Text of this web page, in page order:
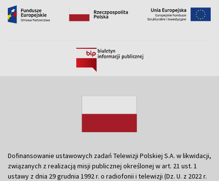
Dofinansowanie ustawowych zadań Telewizji Polskiej S.A. w likwidacji,
związanych z realizacją misji publicznej określonej w art. 21 ust. 1
ustawy z dnia 29 grudnia 1992 r. o radiofonii i telewizji (Dz. U. z 2022 r.